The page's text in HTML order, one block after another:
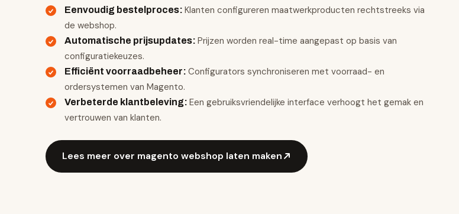
Eenvoudig bestelproces:Klanten configureren maatwerkproducten rechtstreeks via
de webshop.
Automatische prijsupdates:Prijzen worden real-time aangepast op basis van
configuratiekeuzes.
Efficiënt voorraadbeheer:Configurators synchroniseren met voorraad- en
ordersystemen van Magento.
Verbeterde klantbeleving:Een gebruiksvriendelijke interface verhoogt het gemak en
vertrouwen van klanten.
Lees meer over magento webshop laten maken